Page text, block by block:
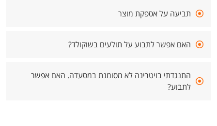
תביעה על אספקת מוצר
האם אפשר לתבוע על תולעים בשוקולד?
התנגדתי בויטרינה לא מסומנת במסעדה. האם אפשר
לתבוע?